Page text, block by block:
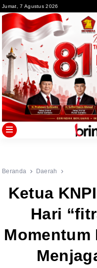
to
content
Jumat, 7 Agustus 2026
Beranda Daerah
Ketua
Hari
Momentum